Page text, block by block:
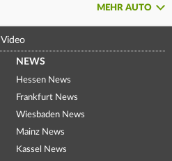
MEHR AUTO
Video
NEWS
Hessen News
Frankfurt News
Wiesbaden News
Mainz News
Kassel News